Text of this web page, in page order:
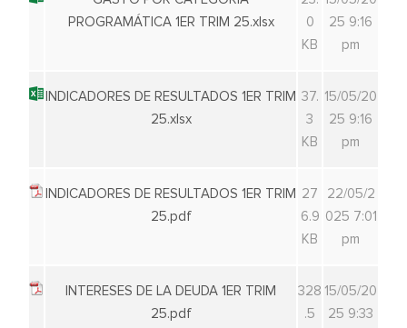
PROGRAMÁTICA 1ER TRIM 25.xlsx
0
KB
25 9:16
pm
INDICADORES DE RESULTADOS 1ER TRIM
25.xlsx
37.
3
KB
15/05/20
25 9:16
pm
INDICADORES DE RESULTADOS 1ER TRIM
25.pdf
27
6.9
KB
22/05/2
025 7:01
pm
INTERESES DE LA DEUDA 1ER TRIM
25.pdf
328
.5
15/05/20
25 9:33